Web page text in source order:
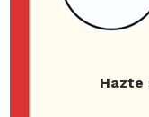
VIDEOS
SUBCAMPEONAHazte